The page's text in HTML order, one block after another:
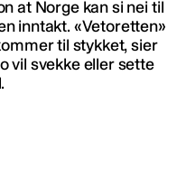
at Norge kan si nei til
inntakt. «Vetoretten»
til stykket, sier
vil svekke eller sette